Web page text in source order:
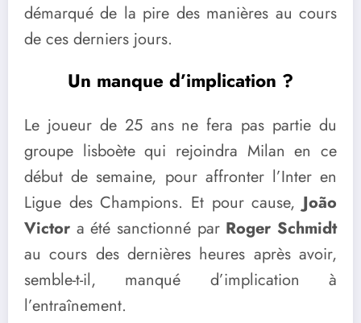
démarqué de la pire des manières au cours
de ces derniers jours.
Un manque d’implication ?
Le joueur de 25 ans ne fera pas partie du
groupe lisboète qui rejoindra Milan en ce
début de semaine, pour affronter l’Inter en
Ligue des Champions. Et pour cause, João
Victor a été sanctionné par Roger Schmidt
au cours des dernières heures après avoir,
semble-t-il, manqué d’implication à
l’entraînement.